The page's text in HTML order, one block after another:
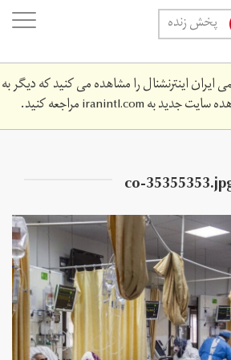
پخش زنده
اینترنشنال را مشاهده می کنید که دیگر به
سایت جدید بهiranintl.comمراجعه کنید.
co-